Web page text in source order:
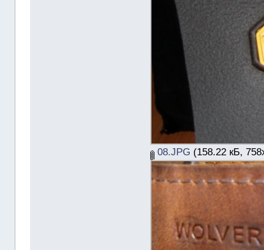
08.JPG (158.22 кБ,